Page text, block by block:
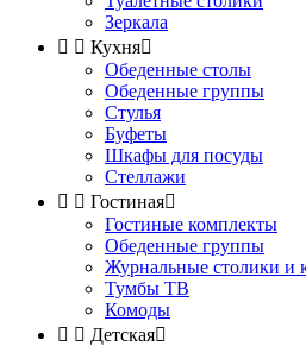
Зеркала
  Кухня
Обеденные столы
Обеденные группы
Стулья
Буфеты
Шкафы для посуды
Стеллажи
  Гостиная
Гостиные комплекты
Обеденные группы
Журнальные столики и
Тумбы ТВ
Комоды
  Детская